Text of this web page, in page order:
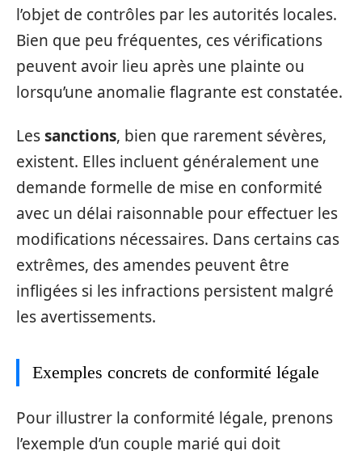
l’objet de contrôles par les autorités locales.
Bien que peu fréquentes, ces vérifications
peuvent avoir lieu après une plainte ou
lorsqu’une anomalie flagrante est constatée.
Lessanctions, bien que rarement sévères,
existent. Elles incluent généralement une
demande formelle de mise en conformité
avec un délai raisonnable pour effectuer les
modifications nécessaires. Dans certains cas
extrêmes, des amendes peuvent être
infligées si les infractions persistent malgré
les avertissements.
Exemples concrets de conformité légale
Pour illustrer la conformité légale, prenons
l’exemple d’un couple marié qui doit